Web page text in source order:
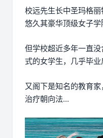
校远先生长中圣玛格
悠久其豪华顶级女子学
但学校超近多年一直
式的女学生，几乎毕
又阁下是知名的教育
治疗朝向法...